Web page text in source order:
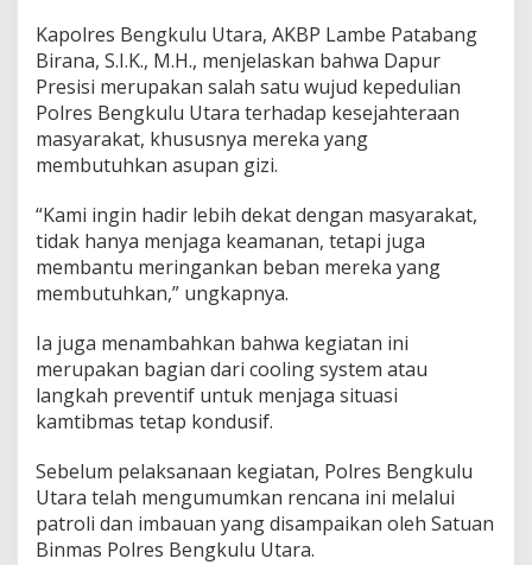
g
y
a
n
g
M
e
b
u
t
u
h
a
n
Kapolres Bengkulu Utara, AKBP Lambe Patabang
Birana, S.I.K., M.H., menjelaskan bahwa Dapur
Presisi merupakan salah satu wujud kepedulian
Polres Bengkulu Utara terhadap kesejahteraan
masyarakat, khususnya mereka yang
membutuhkan asupan gizi.
“Kami ingin hadir lebih dekat dengan masyarakat,
tidak hanya menjaga keamanan, tetapi juga
membantu meringankan beban mereka yang
membutuhkan,” ungkapnya.
Ia juga menambahkan bahwa kegiatan ini
merupakan bagian dari cooling system atau
langkah preventif untuk menjaga situasi
kamtibmas tetap kondusif.
Sebelum pelaksanaan kegiatan, Polres Bengkulu
Utara telah mengumumkan rencana ini melalui
patroli dan imbauan yang disampaikan oleh Satuan
Binmas Polres Bengkulu Utara.